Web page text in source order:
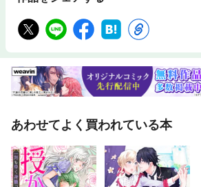
あわせてよく買われている本